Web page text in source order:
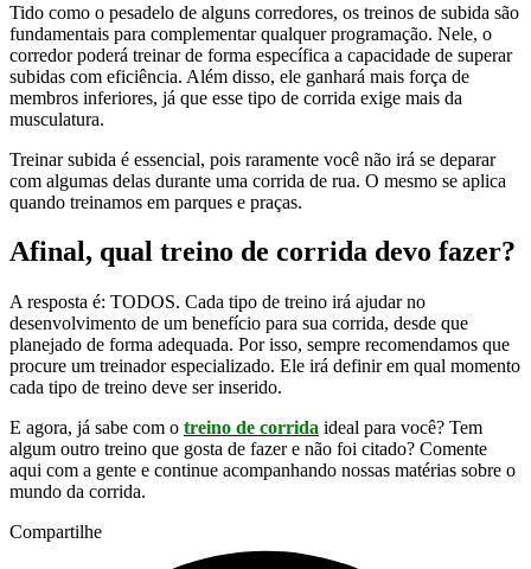
Tido como o pesadelo de alguns corredores, os treinos de subida são
fundamentais para complementar qualquer programação. Nele, o
corredor poderá treinar de forma específica a capacidade de superar
subidas com eficiência. Além disso, ele ganhará mais força de
membros inferiores, já que esse tipo de corrida exige mais da
musculatura.
Treinar subida é essencial, pois raramente você não irá se deparar
com algumas delas durante uma corrida de rua. O mesmo se aplica
quando treinamos em parques e praças.
Afinal, qual treino de corrida devo fazer?
A resposta é: TODOS. Cada tipo de treino irá ajudar no
desenvolvimento de um benefício para sua corrida, desde que
planejado de forma adequada. Por isso, sempre recomendamos que
procure um treinador especializado. Ele irá definir em qual momento
cada tipo de treino deve ser inserido.
E agora, já sabe com o treino de corrida ideal para você? Tem
algum outro treino que gosta de fazer e não foi citado? Comente
aqui com a gente e continue acompanhando nossas matérias sobre o
mundo da corrida.
Compartilhe